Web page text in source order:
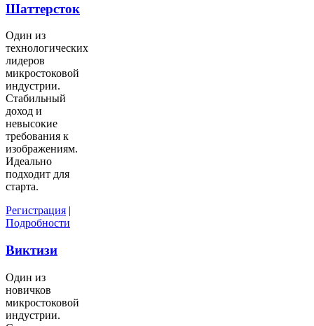
Шаттерсток
Один из
технологических
лидеров
микростоковой
индустрии.
Стабильный
доход и
невысокие
требования к
изображениям.
Идеально
подходит для
старта.
Регистрация |
Подробности
Виктизи
Один из
новичков
микростоковой
индустрии.